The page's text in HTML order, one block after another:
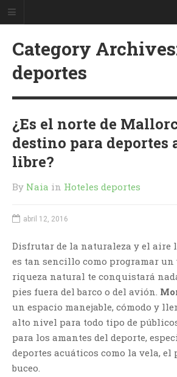
Category
deportes
¿Es el norte de
destino para deportes
libre?
By Naia in Hoteles deportes
abril 12, 2016
Disfrutar de la naturaleza y el aire
es tan sencillo como programar un
riqueza natural te conquistará
pies fuera del barco o del avión.
un espacio manejable, cómodo y
alto nivel para todo tipo de
para los amantes del deporte,
deportes acuáticos como la vela, el
buceo.